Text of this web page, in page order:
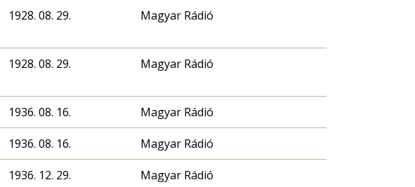
1928. 08. 29. Magyar Rádió
1928. 08. 29. Magyar Rádió
1936. 08. 16. Magyar Rádió
1936. 08. 16. Magyar Rádió
1936. 12. 29. Magyar Rádió